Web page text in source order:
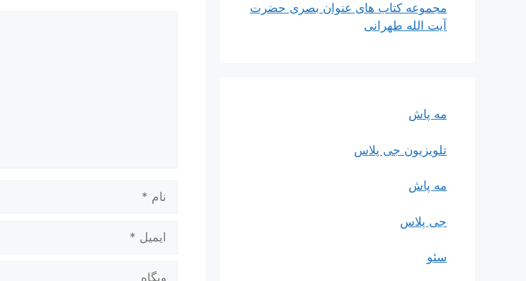
ایمیل
وبگاه
مجموعه کتاب های عنوان بصری حضرت
آیت الله طهرانی
مه پاش
تلویزیون جی پلاس
مه پاش
جی پلاس
سئو